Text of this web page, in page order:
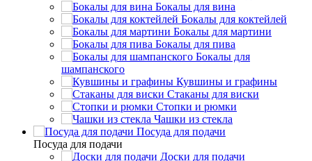
Бокалы для вина
Бокалы для коктейлей
Бокалы для мартини
Бокалы для пива
Бокалы для
шампанского
Кувшины и графины
Стаканы для виски
Стопки и рюмки
Чашки из стекла
Посуда для подачи
Посуда для подачи
Доски для подачи